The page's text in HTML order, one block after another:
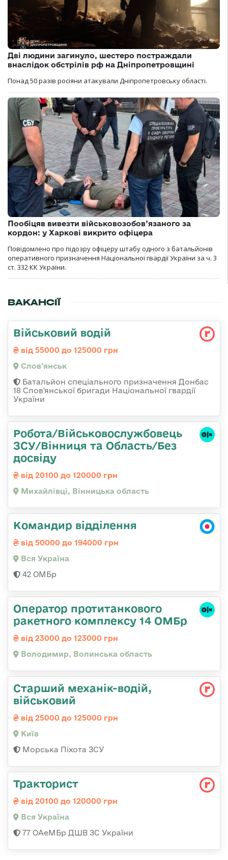
Дві людини загинуло, шестеро постраждали
внаслідок обстрілів рф на Дніпропетровщині
Понад 50 разів росіяни атакували Дніпропетровську області.
Пообіцяв вивезти військовозобов’язаного за
кордон: у Харкові викрито офіцера
Повідомлено про підозру офіцеру штабу одного з батальйонів
оперативного призначення Національної гвардії України за ч. 3
ст. 332 КК України.
ВАКАНСІЇ
Військовий водій
від 55000 до 125000 грн
Слов'янськ
Батальйон спеціального призначення Донбас
18 Слов'янської бригади Національної гвардії
України
Робота/Військовослужбовець
ЗСУ/Вінниця та Область/Без
досвіду
від 20100 до 120000 грн
Михайлівці, Вінницька область
Командир відділення
від 50000 до 194000 грн
Вся Україна
42 ОМБр
Оператор протитанкового
ракетного комплексу 14 ОМБр
від 23000 до 123000 грн
Володимир, Волинська область
Стаpший механік-водій,
військовий
від 25000 до 125000 грн
Київ
Морська Піхота ЗСУ
Тракторист
від 20100 до 120000 грн
Вся Україна
77 ОАеМБр ДШВ ЗС України